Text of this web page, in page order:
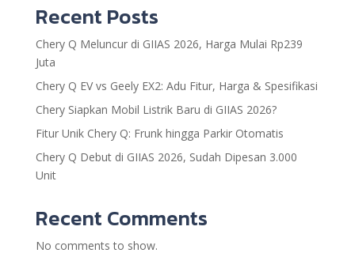
Recent Posts
Chery Q Meluncur di GIIAS 2026, Harga Mulai Rp239
Juta
Chery Q EV vs Geely EX2: Adu Fitur, Harga & Spesifikasi
Chery Siapkan Mobil Listrik Baru di GIIAS 2026?
Fitur Unik Chery Q: Frunk hingga Parkir Otomatis
Chery Q Debut di GIIAS 2026, Sudah Dipesan 3.000
Unit
Recent Comments
No comments to show.